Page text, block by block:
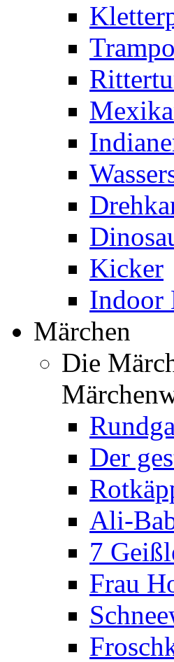
Kicker
Indoor
Märchen
Die
Der
Ali-
7
Frau